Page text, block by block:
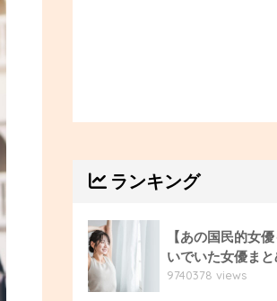
ランキング
【あの国民的女
いでいた女優まと
9740378 views